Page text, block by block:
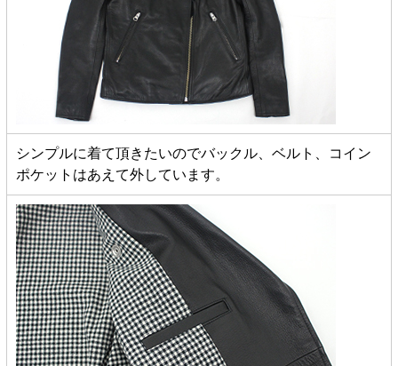
シンプルに着て頂きたいのでバックル、ベルト、コイン
ポケットはあえて外しています。